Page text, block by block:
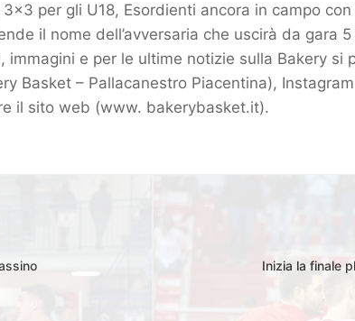
per gli U18, Esordienti ancora in campo
il nome dell’avversaria che uscirà da gara
immagini e per le ultime notizie sulla Bakery si
Basket – Pallacanestro Piacentina), Instagram
il sito web (www. bakerybasket.it).
Inizia la finale